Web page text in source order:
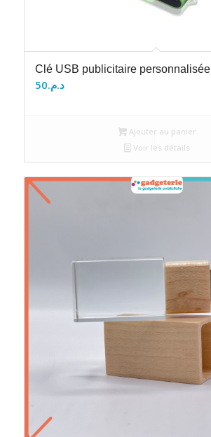
Clé USB publicitaire personnalisée
د.م.50
Ajouter au panier
Voir les détails